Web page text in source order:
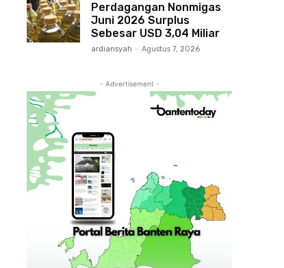
Perdagangan Nonmigas
Juni 2026 Surplus
Sebesar USD 3,04 Miliar
ardiansyah - Agustus 7, 2026
- Advertisement -